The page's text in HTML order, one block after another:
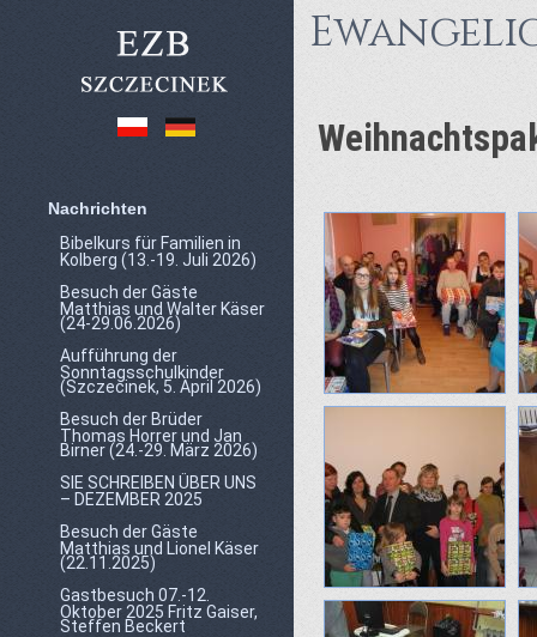
Nachrichten
Bibelkurs für Familien in
Kolberg (13.-19. Juli 2026)
Besuch der Gäste
Matthias und Walter Käser
(24-29.06.2026)
Aufführung der
Sonntagsschulkinder
(Szczecinek, 5. April 2026)
Besuch der Brüder
Thomas Horrer und Jan
Birner (24.-29. März 2026)
SIE SCHREIBEN ÜBER UNS
– DEZEMBER 2025
Besuch der Gäste
Matthias und Lionel Käser
(22.11.2025)
Gastbesuch 07.-12.
Oktober 2025 Fritz Gaiser,
Steffen Beckert